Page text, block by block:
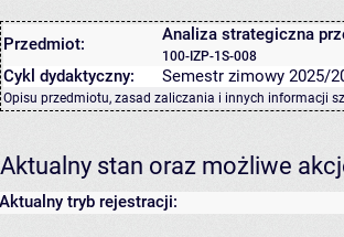
Przedmiot: Analiza strategiczna
100-IZP-1S-008
Cykl dydaktyczny: Semestr zimowy 2025/
Opisu przedmiotu, zasad zaliczania i innych informacji
Aktualny stan oraz możliwe
Aktualny tryb rejestracji: